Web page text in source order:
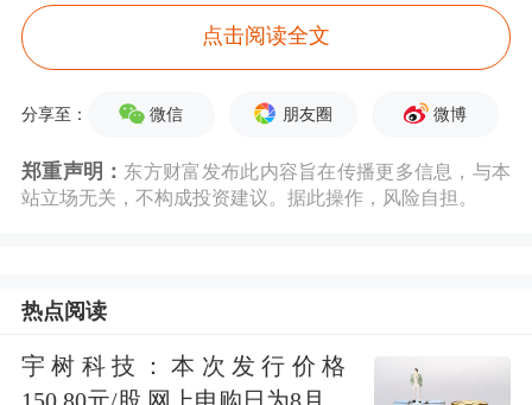
北“双碳”工作，在碳市场、碳金融体系
建设方面拓宽合作领域，提升合作质
效，实现共赢发展。
中国人民银行研究局副局长匡小红在致
色低碳转型发展，取得了显著成果；长
重大国家战略，下一步可围绕服务碳达
点击阅读全文
分享至： 微信 朋友圈 微博
郑重声明： 东方财富发布此内容旨在传播更多信息，与本
站立场无关，不构成投资建议。据此操作，风险自担。
热点阅读
宇树科技：本次发行价格